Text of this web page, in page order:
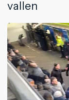
vallen